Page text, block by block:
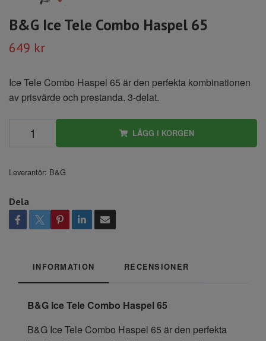
B&G Ice Tele Combo Haspel 65
649 kr
Ice Tele Combo Haspel 65 är den perfekta kombinationen
av prisvärde och prestanda. 3-delat.
LÄGG I KORGEN
Leverantör: B&G
Dela
INFORMATION RECENSIONER
B&G Ice Tele Combo Haspel 65
B&G Ice Tele Combo Haspel 65 är den perfekta